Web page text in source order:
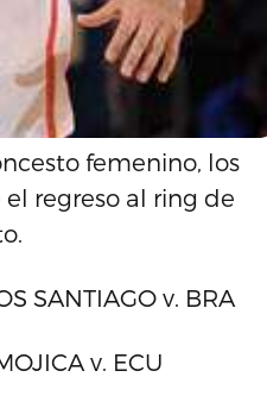
femenino, los
regreso al ring de
SANTIAGO v. BRA
v. ECU